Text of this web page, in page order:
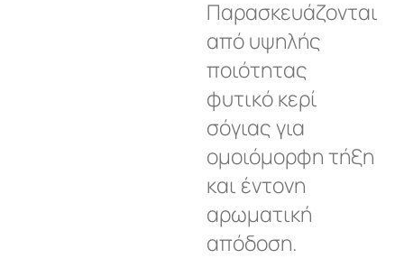
Παρασκευάζονται
από υψηλής
ποιότητας
φυτικό κερί
σόγιας για
ομοιόμορφη τήξη
και έντονη
αρωματική
απόδοση.